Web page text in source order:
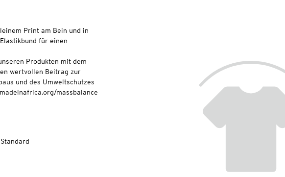
Print am Bein und in
für einen
Produkten mit dem
wertvollen Beitrag zur
und des Umweltschutzes
massbalance